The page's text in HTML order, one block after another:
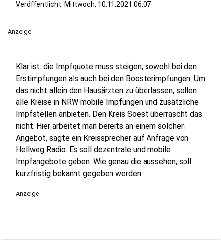
Veröffentlicht: Mittwoch, 10.11.2021 06:07
Anzeige
Klar ist: die Impfquote muss steigen, sowohl bei den
Erstimpfungen als auch bei den Boosterimpfungen. Um
das nicht allein den Hausärzten zu überlassen, sollen
alle Kreise in NRW mobile Impfungen und zusätzliche
Impfstellen anbieten. Den Kreis Soest überrascht das
nicht. Hier arbeitet man bereits an einem solchen
Angebot, sagte ein Kreissprecher auf Anfrage von
Hellweg Radio. Es soll dezentrale und mobile
Impfangebote geben. Wie genau die aussehen, soll
kurzfristig bekannt gegeben werden.
Anzeige